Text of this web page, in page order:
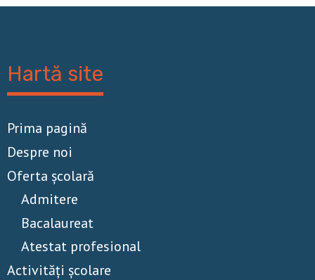
Hartă site
Prima pagină
Despre noi
Oferta școlară
Admitere
Bacalaureat
Atestat profesional
Activităţi școlare